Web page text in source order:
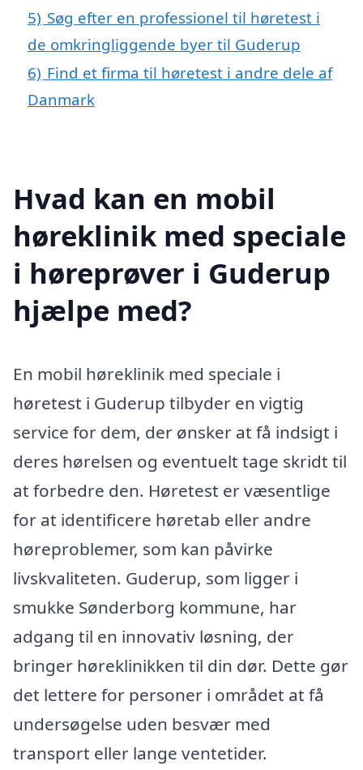
5) Søg efter en professionel til høretest i
de omkringliggende byer til Guderup
6) Find et firma til høretest i andre dele af
Danmark
Hvad kan en mobil
høreklinik med speciale
i høreprøver i Guderup
hjælpe med?
En mobil høreklinik med speciale i
høretest i Guderup tilbyder en vigtig
service for dem, der ønsker at få indsigt i
deres hørelsen og eventuelt tage skridt til
at forbedre den. Høretest er væsentlige
for at identificere høretab eller andre
høreproblemer, som kan påvirke
livskvaliteten. Guderup, som ligger i
smukke Sønderborg kommune, har
adgang til en innovativ løsning, der
bringer høreklinikken til din dør. Dette gør
det lettere for personer i området at få
undersøgelse uden besvær med
transport eller lange ventetider.